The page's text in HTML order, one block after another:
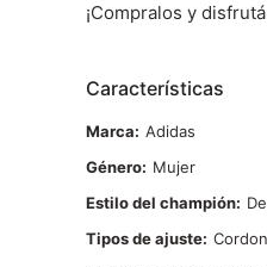
¡Compralos y
Características
Marca
Adidas
Género
Mujer
Estilo del champión
Tipos de ajuste